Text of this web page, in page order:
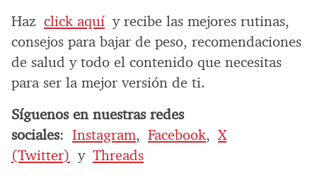
Haz click aquí y recibe las mejores rutinas,
consejos para bajar de peso, recomendaciones
de salud y todo el contenido que necesitas
para ser la mejor versión de ti.
Síguenos en nuestras redes
sociales: Instagram, Facebook,X
(Twitter) y Threads